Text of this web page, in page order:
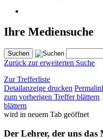
Ihre Mediensuche
Zurück zur erweiterten Suche
Zur Trefferliste
Detailanzeige drucken
zum vorherigen Treffer blättern
blättern
wird in neuem Tab geöffnet
Der Lehrer, der uns das